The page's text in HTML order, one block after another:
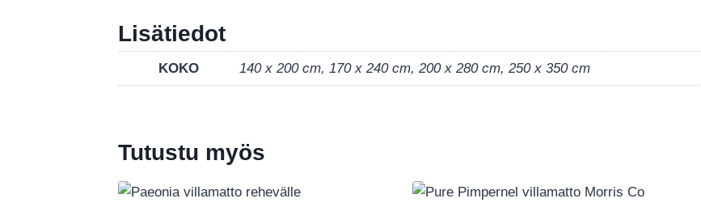
Lisätiedot
KOKO 140 x 200 cm, 170 x 240 cm, 200 x 280 cm, 250 x 350 cm
Tutustu myös